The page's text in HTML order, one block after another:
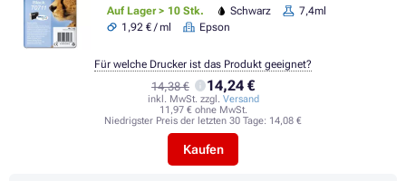
Auf Lager > 10 Stk. Schwarz
7,4ml
1,92 € / ml
Epson
14,38 € 14,24 €
inkl. MwSt. zzgl. Versand
11,97 € ohne MwSt.
Niedrigster Preis der letzten 30 Tage: 14,08 €
Kaufen
Für welche Drucker ist das Produkt geeignet?